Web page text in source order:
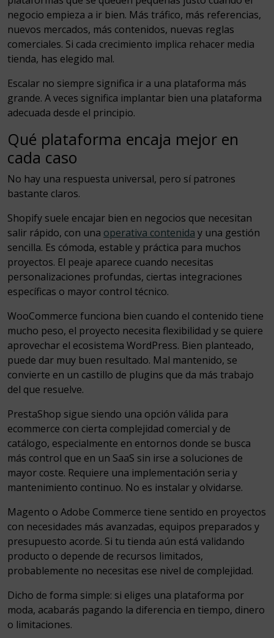
negocio empieza a ir bien. Más tráfico, más referencias,
nuevos mercados, más contenidos, nuevas reglas
comerciales. Si cada crecimiento implica rehacer media
tienda, has elegido mal.
Escalar no siempre significa ir a una plataforma más
grande. A veces significa implantar bien una plataforma
adecuada desde el principio.
Qué plataforma encaja mejor en
cada caso
No hay una respuesta universal, pero sí patrones
bastante claros.
Shopify suele encajar bien en negocios que necesitan
salir rápido, con una operativa contenida y una gestión
sencilla. Es cómoda, estable y práctica para muchos
proyectos. El peaje aparece cuando necesitas
personalizaciones profundas, ciertas integraciones
específicas o mayor control técnico.
WooCommerce funciona bien cuando el contenido tiene
mucho peso, el proyecto necesita flexibilidad y se quiere
aprovechar el ecosistema WordPress. Bien planteado,
puede dar muy buen resultado. Mal mantenido, se
convierte en un castillo de plugins que da más trabajo
del que resuelve.
PrestaShop sigue siendo una opción válida para
ecommerce con cierta complejidad comercial y de
catálogo, especialmente en entornos donde se busca
más control que en un SaaS sin irse a soluciones de
mayor coste. Requiere una implementación seria y
mantenimiento continuo. No es instalar y olvidarse.
Magento o Adobe Commerce tiene sentido en proyectos
con necesidades más avanzadas, equipos preparados y
presupuesto acorde. Si tu tienda aún está validando
producto o depende de recursos limitados,
probablemente no necesitas ese nivel de complejidad.
Dicho de forma simple: si eliges una plataforma por
moda, acabarás pagando la diferencia en tiempo, dinero
o limitaciones.